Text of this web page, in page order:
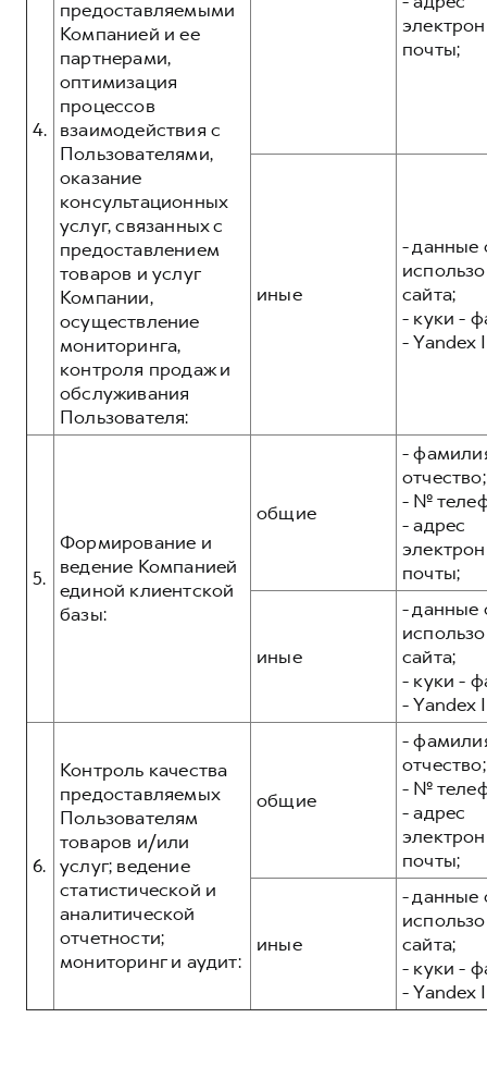
4.
предоставляемыми
Компанией и ее
партнерами,
оптимизация
процессов
взаимодействия с
Пользователями,
оказание
консультационных
услуг, связанных с
предоставлением
товаров и услуг
Компании,
осуществление
мониторинга,
контроля продаж и
обслуживания
Пользователя:
почты;
иные
- данные
сайта;
- куки -
- Yandex
5.
Формирование и
ведение Компанией
единой клиентской
базы:
общие
-
отчество;
- №
- адрес
почты;
иные
- данные
сайта;
- куки -
- Yandex
6.
Контроль качества
предоставляемых
Пользователям
товаров и/или
услуг; ведение
статистической и
аналитической
отчетности;
мониторинг и аудит:
общие
-
отчество;
- №
- адрес
почты;
иные
- данные
сайта;
- куки -
- Yandex